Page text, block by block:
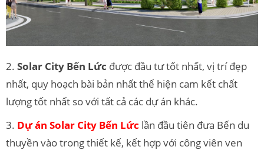
2. Solar City Bến Lức được đầu tư tốt nhất, vị trí đẹp
nhất, quy hoạch bài bản nhất thể hiện cam kết chất
lượng tốt nhất so với tất cả các dự án khác.
3. Dự án Solar City Bến Lức lần đầu tiên đưa Bến du
thuyền vào trong thiết kế, kết hợp với công viên ven